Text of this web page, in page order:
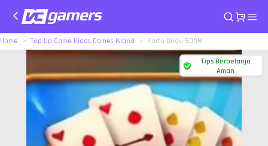
Home Top Up Game Higgs Games Island Kartu Ungu 500M
Tips Berbelanja
Aman